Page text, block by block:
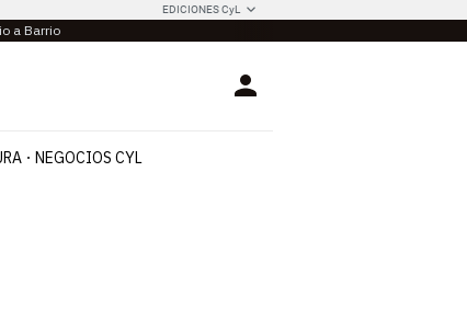
EDICIONES CyL
a Barrio
Login
NEGOCIOS CYL